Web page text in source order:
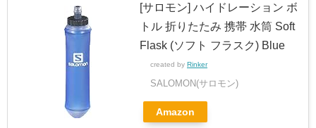
[サロモン] ハイドレーション ボ
トル 折りたたみ 携帯 水筒 Soft
Flask (ソフト フラスク) Blue
created by Rinker
SALOMON(サロモン)
Amazon